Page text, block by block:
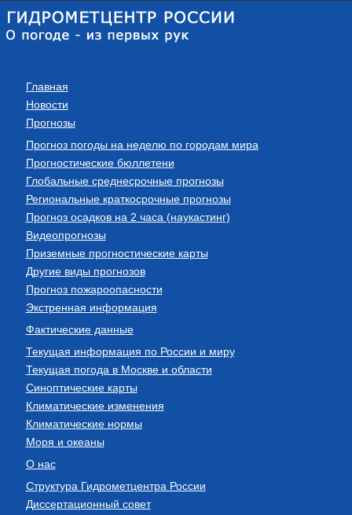
Главная
Новости
Прогнозы
Прогноз погоды на неделю по городам мира
Прогностические бюллетени
Глобальные среднесрочные прогнозы
Региональные краткосрочные прогнозы
Прогноз осадков на 2 часа (наукастинг)
Видеопрогнозы
Приземные прогностические карты
Другие виды прогнозов
Прогноз пожароопасности
Экстренная информация
Фактические данные
Текущая информация по России и миру
Текущая погода в Москве и области
Синоптические карты
Климатические изменения
Климатические нормы
Моря и океаны
О нас
Структура Гидрометцентра России
Диссертационный совет